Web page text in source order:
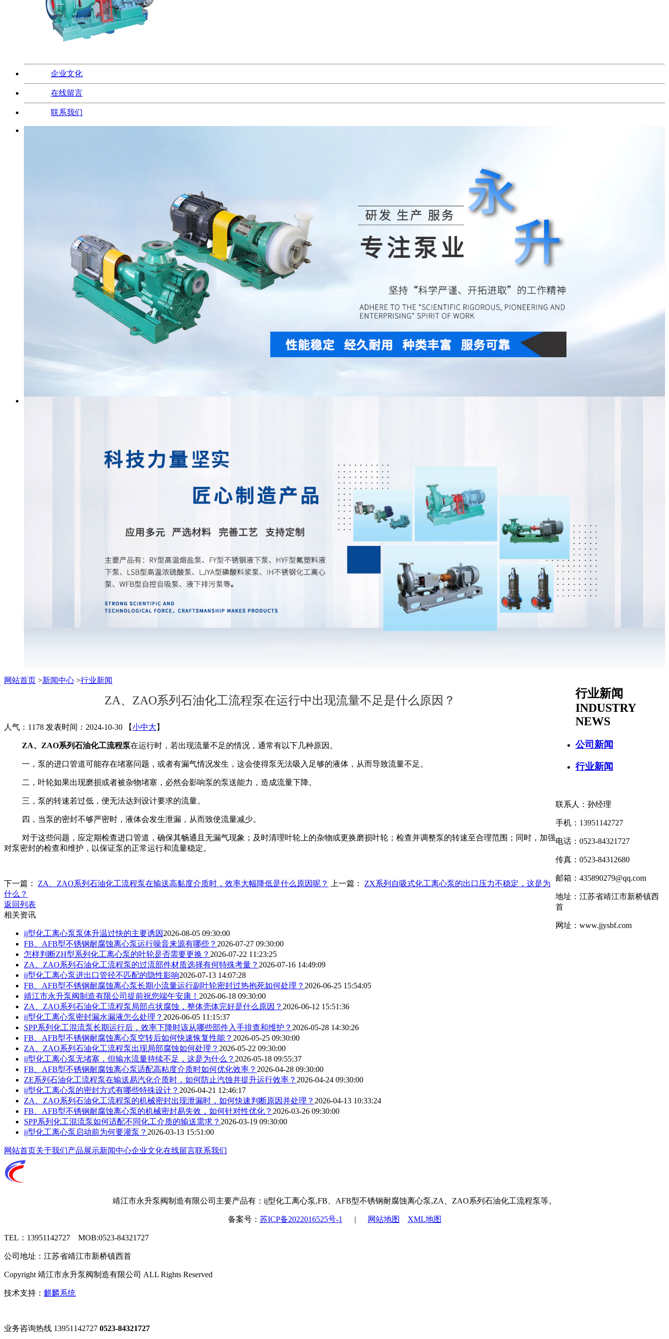
企业文化
在线留言
联系我们
行业新闻
INDUSTRY
NEWS
公司新闻
行业新闻
联系人：孙经理
手机：13951142727
电话：0523-84321727
传真：0523-84312680
邮箱：435890279@qq.com
地址：江苏省靖江市新桥镇西
首
网址：www.jjysbf.com
网站首页 >新闻中心 >行业新闻
ZA、ZAO系列石油化工流程泵在运行中出现流量不足是什么原因？
人气：1178 发表时间：2024-10-30 【小中大 】
ZA、ZAO系列石油化工流程泵在运行时，若出现流量不足的情况，通常有以下几种原因。
一，泵的进口管道可能存在堵塞问题，或者有漏气情况发生，这会使得泵无法吸入足够的液体，从而导致流量不足。
二，叶轮如果出现磨损或者被杂物堵塞，必然会影响泵的泵送能力，造成流量下降。
三，泵的转速若过低，便无法达到设计要求的流量。
四，当泵的密封不够严密时，液体会发生泄漏，从而致使流量减少。
对于这些问题，应定期检查进口管道，确保其畅通且无漏气现象；及时清理叶轮上的杂物或更换磨损叶轮；检查并调整泵的转速至合理范围；同时，加强
对泵密封的检查和维护，以保证泵的正常运行和流量稳定。
下一篇： ZA、ZAO系列石油化工流程泵在输送高黏度介质时，效率大幅降低是什么原因呢？ 上一篇： ZX系列自吸式化工离心泵的出口压力不稳定，这是为
什么？
返回列表
相关资讯
ij型化工离心泵泵体升温过快的主要诱因 2026-08-05 09:30:00
FB、AFB型不锈钢耐腐蚀离心泵运行噪音来源有哪些？ 2026-07-27 09:30:00
怎样判断ZH型系列化工离心泵的叶轮是否需要更换？ 2026-07-22 11:23:25
ZA、ZAO系列石油化工流程泵的过流部件材质选择有何特殊考量？ 2026-07-16 14:49:09
ij型化工离心泵进出口管径不匹配的隐性影响2026-07-13 14:07:28
FB、AFB型不锈钢耐腐蚀离心泵长期小流量运行副叶轮密封过热抱死如何处理？ 2026-06-25 15:54:05
靖江市永升泵阀制造有限公司提前祝您端午安康！ 2026-06-18 09:30:00
ZA、ZAO系列石油化工流程泵局部点状腐蚀，整体壳体完好是什么原因？ 2026-06-12 15:51:36
ij型化工离心泵密封漏水漏液怎么处理？ 2026-06-05 11:15:37
SPP系列化工混流泵长期运行后，效率下降时该从哪些部件入手排查和维护？ 2026-05-28 14:30:26
FB、AFB型不锈钢耐腐蚀离心泵空转后如何快速恢复性能？ 2026-05-25 09:30:00
ZA、ZAO系列石油化工流程泵出现局部腐蚀如何处理？ 2026-05-22 09:30:00
ij型化工离心泵无堵塞，但输水流量持续不足，这是为什么？ 2026-05-18 09:55:37
FB、AFB型不锈钢耐腐蚀离心泵适配高粘度介质时如何优化效率？ 2026-04-28 09:30:00
ZE系列石油化工流程泵在输送易汽化介质时，如何防止汽蚀并提升运行效率？ 2026-04-24 09:30:00
ij型化工离心泵的密封方式有哪些特殊设计？ 2026-04-21 12:46:17
ZA、ZAO系列石油化工流程泵的机械密封出现泄漏时，如何快速判断原因并处理？ 2026-04-13 10:33:24
FB、AFB型不锈钢耐腐蚀离心泵的机械密封易失效，如何针对性优化？ 2026-03-26 09:30:00
SPP系列化工混流泵如何适配不同化工介质的输送需求？ 2026-03-19 09:30:00
ij型化工离心泵启动前为何要灌泵？ 2026-03-13 15:51:00
网站首页关于我们产品展示新闻中心企业文化在线留言联系我们
靖江市永升泵阀制造有限公司主要产品有：ij型化工离心泵,FB、AFB型不锈钢耐腐蚀离心泵,ZA、ZAO系列石油化工流程泵等。
备案号： 苏ICP备2022016525号-1 | 网站地图 XML地图
TEL：13951142727 MOB:0523-84321727
公司地址：江苏省靖江市新桥镇西首
Copyright 靖江市永升泵阀制造有限公司 ALL Rights Reserved
技术支持： 麒麟系统
业务咨询热线 13951142727 0523-84321727